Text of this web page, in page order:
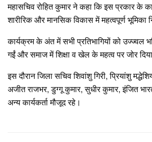
महासचिव रोहित कुमार ने कहा कि इस प्रकार के
शारीरिक और मानसिक विकास में महत्वपूर्ण भूमिका
कार्यक्रम के अंत में सभी प्रतिभागियों को उज्ज्वल
गईं और समाज में शिक्षा व खेल के महत्व पर जोर
इस दौरान जिला सचिव शिवांशु गिरी, प्रियांशु
अजीत राजभर, डुग्गू कुमार, सुधीर कुमार, इंजित
अन्य कार्यकर्ता मौजूद रहे।